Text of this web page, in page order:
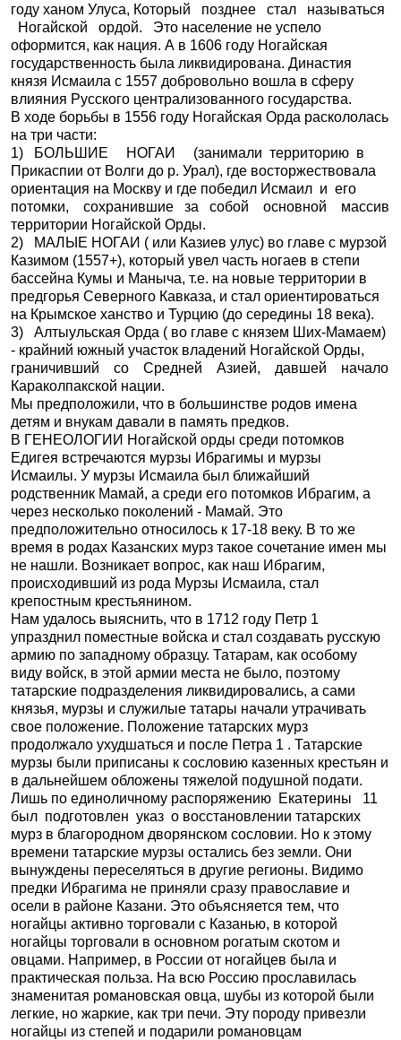
году ханом Улуса, Который позднее стал называться
Ногайской ордой. Это население не успело
оформится, как нация. А в 1606 году Ногайская
государственность была ликвидирована. Династия
князя Исмаила с 1557 добровольно вошла в сферу
влияния Русского централизованного государства.
В ходе борьбы в 1556 году Ногайская Орда раскололась
на три части:
1) БОЛЬШИЕ НОГАИ (занимали территорию в
Прикаспии от Волги до р. Урал), где восторжествовала
ориентация на Москву и где победил Исмаил и его
потомки, сохранившие за собой основной массив
территории Ногайской Орды.
2) МАЛЫЕ НОГАИ ( или Казиев улус) во главе с мурзой
Казимом (1557+), который увел часть ногаев в степи
бассейна Кумы и Маныча, т.е. на новые территории в
предгорья Северного Кавказа, и стал ориентироваться
на Крымское ханство и Турцию (до середины 18 века).
3) Алтыульская Орда ( во главе с князем Ших-Мамаем)
- крайний южный участок владений Ногайской Орды,
граничивший со Средней Азией, давшей начало
Караколпакской нации.
Мы предположили, что в большинстве родов имена
детям и внукам давали в память предков.
В ГЕНЕОЛОГИИ Ногайской орды среди потомков
Едигея встречаются мурзы Ибрагимы и мурзы
Исмаилы. У мурзы Исмаила был ближайший
родственник Мамай, а среди его потомков Ибрагим, а
через несколько поколений - Мамай. Это
предположительно относилось к 17-18 веку. В то же
время в родах Казанских мурз такое сочетание имен мы
не нашли. Возникает вопрос, как наш Ибрагим,
происходивший из рода Мурзы Исмаила, стал
крепостным крестьянином.
Нам удалось выяснить, что в 1712 году Петр 1
упразднил поместные войска и стал создавать русскую
армию по западному образцу. Татарам, как особому
виду войск, в этой армии места не было, поэтому
татарские подразделения ликвидировались, а сами
князья, мурзы и служилые татары начали утрачивать
свое положение. Положение татарских мурз
продолжало ухудшаться и после Петра 1 . Татарские
мурзы были приписаны к сословию казенных крестьян и
в дальнейшем обложены тяжелой подушной подати.
Лишь по единоличному распоряжению Екатерины 11
был подготовлен указ о восстановлении татарских
мурз в благородном дворянском сословии. Но к этому
времени татарские мурзы остались без земли. Они
вынуждены переселяться в другие регионы. Видимо
предки Ибрагима не приняли сразу православие и
осели в районе Казани. Это объясняется тем, что
ногайцы активно торговали с Казанью, в которой
ногайцы торговали в основном рогатым скотом и
овцами. Например, в России от ногайцев была и
практическая польза. На всю Россию прославилась
знаменитая романовская овца, шубы из которой были
легкие, но жаркие, как три печи. Эту породу привезли
ногайцы из степей и подарили романовцам